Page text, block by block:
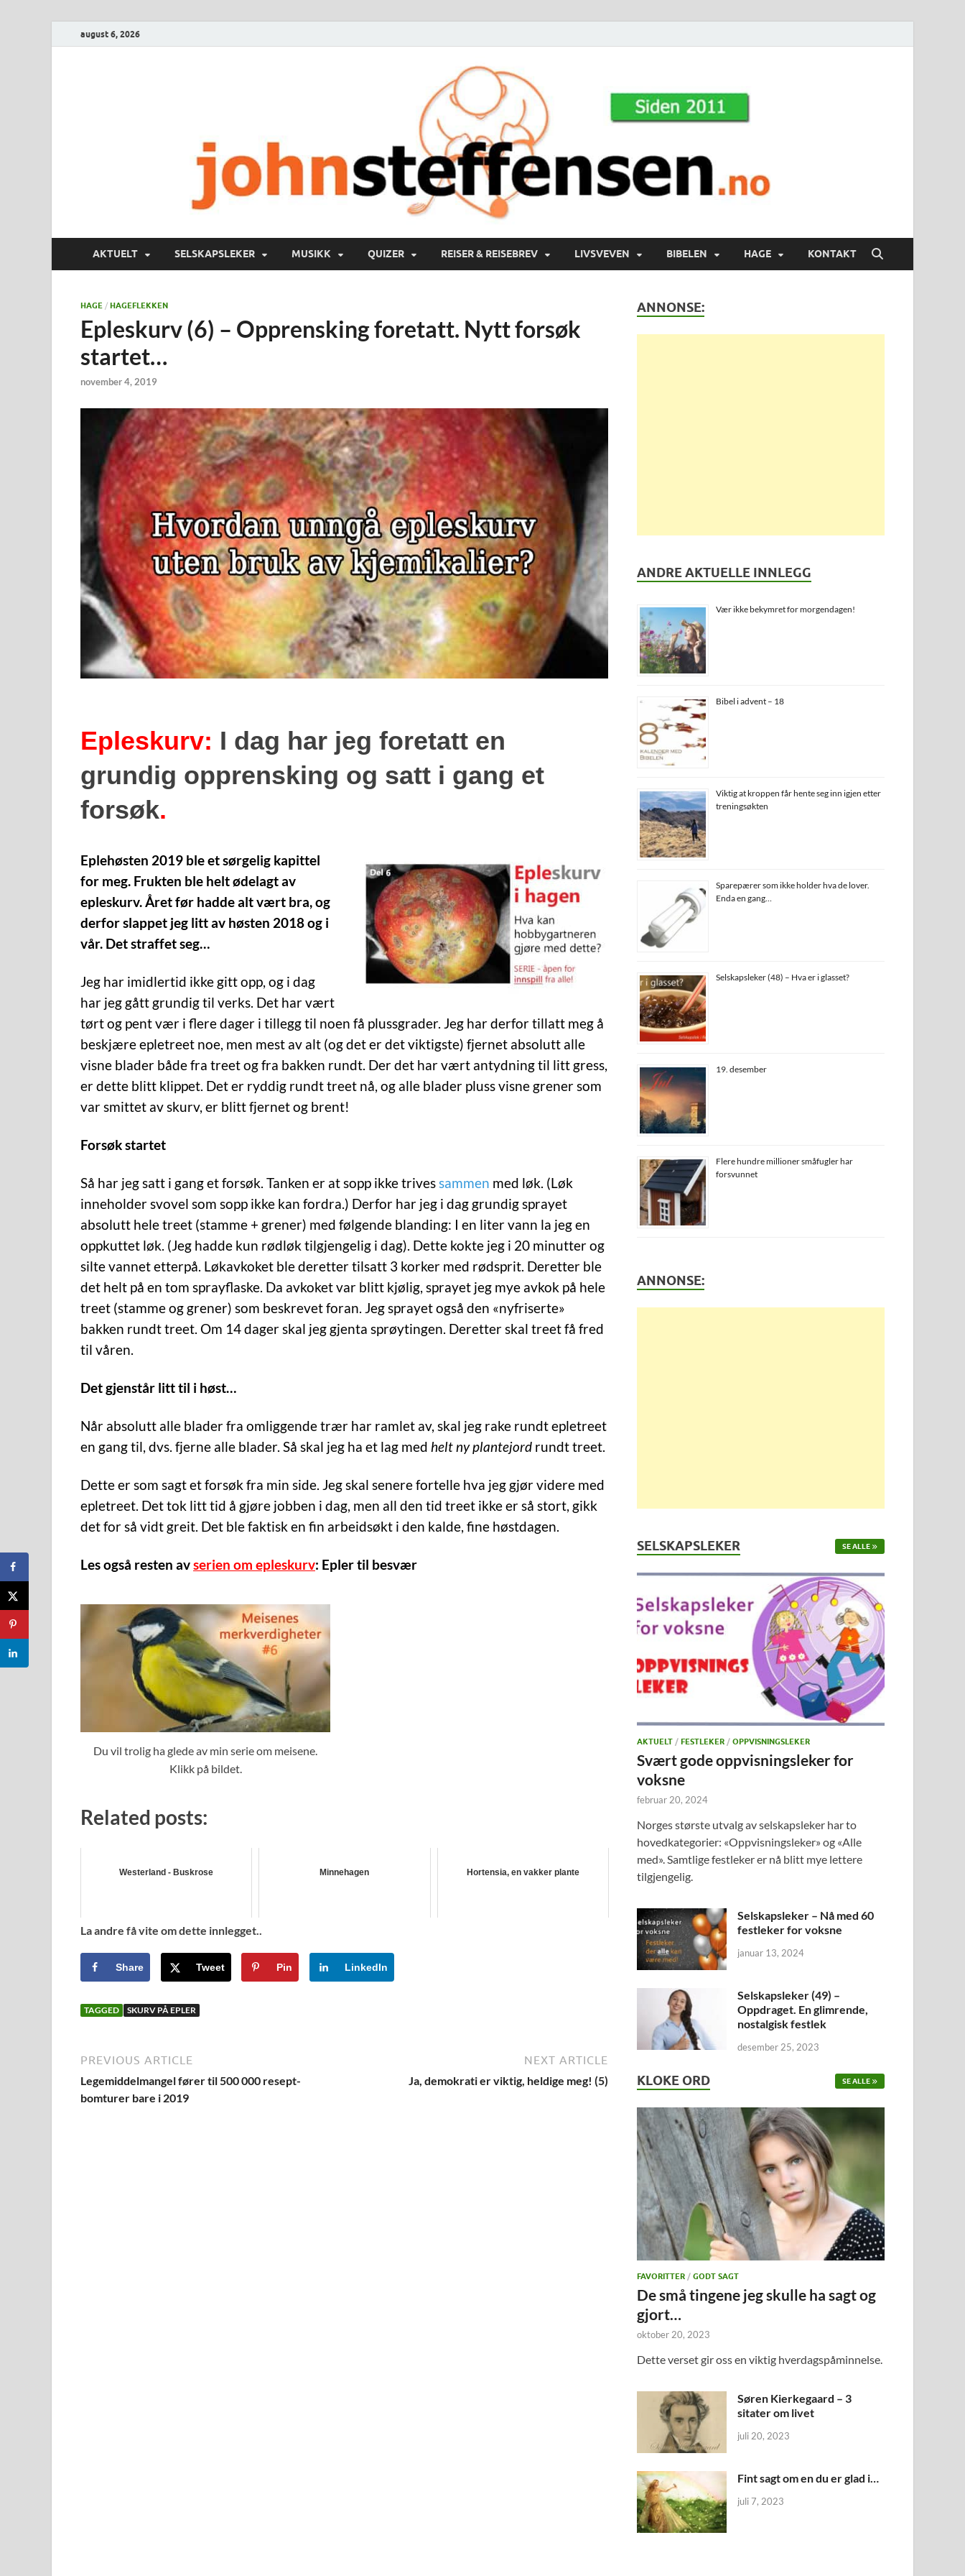
august 6, 2026
AKTUELT SELSKAPSLEKER MUSIKK QUIZER REISER & REISEBREV LIVSVEVEN BIBELEN HAGE KONTAKT
HAGE / HAGEFLEKKEN
Epleskurv (6) – Opprensking foretatt. Nytt forsøk
startet…
november 4, 2019
Epleskurv: I dag har jeg foretatt en
grundig opprensking og satt i gang et
forsøk.
Eplehøsten 2019 ble et sørgelig kapittel
for meg. Frukten ble helt ødelagt av
epleskurv. Året før hadde alt vært bra, og
derfor slappet jeg litt av høsten 2018 og i
vår. Det straffet seg…
Jeg har imidlertid ikke gitt opp, og i dag
har jeg gått grundig til verks. Det har vært
tørt og pent vær i flere dager i tillegg til noen få plussgrader. Jeg har derfor tillatt meg å
beskjære epletreet noe, men mest av alt (og det er det viktigste) fjernet absolutt alle
visne blader både fra treet og fra bakken rundt. Der det har vært antydning til litt gress,
er dette blitt klippet. Det er ryddig rundt treet nå, og alle blader pluss visne grener som
var smittet av skurv, er blitt fjernet og brent!
Forsøk startet
Så har jeg satt i gang et forsøk. Tanken er at sopp ikke trivessammen med løk. (Løk
inneholder svovel som sopp ikke kan fordra.) Derfor har jeg i dag grundig sprayet
absolutt hele treet (stamme + grener) med følgende blanding: I en liter vann la jeg en
oppkuttet løk. (Jeg hadde kun rødløk tilgjengelig i dag). Dette kokte jeg i 20 minutter og
silte vannet etterpå. Løkavkoket ble deretter tilsatt 3 korker med rødsprit. Deretter ble
det helt på en tom sprayflaske. Da avkoket var blitt kjølig, sprayet jeg mye avkok på hele
treet (stamme og grener) som beskrevet foran. Jeg sprayet også den «nyfriserte»
bakken rundt treet. Om 14 dager skal jeg gjenta sprøytingen. Deretter skal treet få fred
til våren.
Det gjenstår litt til i høst…
Når absolutt alle blader fra omliggende trær har ramlet av, skal jeg rake rundt epletreet
en gang til, dvs. fjerne alle blader. Så skal jeg ha et lag med helt ny plantejord rundt treet.
Dette er som sagt et forsøk fra min side. Jeg skal senere fortelle hva jeg gjør videre med
epletreet. Det tok litt tid å gjøre jobben i dag, men all den tid treet ikke er så stort, gikk
det for så vidt greit. Det ble faktisk en fin arbeidsøkt i den kalde, fine høstdagen.
Les også resten avserien om epleskurv: Epler til besvær
Du vil trolig ha glede av min serie om meisene.
Klikk på bildet.
Related posts:
Westerland - Buskrose Minnehagen Hortensia, en vakker plante
La andre få vite om dette innlegget..
Share Tweet Pin LinkedIn
TAGGED SKURV PÅ EPLER
PREVIOUS ARTICLE
Legemiddelmangel fører til 500 000 resept-
bomturer bare i 2019
NEXT ARTICLE
Ja, demokrati er viktig, heldige meg! (5)
ANNONSE:
ANDRE AKTUELLE INNLEGG
Vær ikke bekymret for morgendagen!
Bibel i advent – 18
Viktig at kroppen får hente seg inn igjen etter
treningsøkten
Sparepærer som ikke holder hva de lover.
Enda en gang…
Selskapsleker (48) – Hva er i glasset?
19. desember
Flere hundre millioner småfugler har
forsvunnet
ANNONSE:
SELSKAPSLEKER SE ALLE
AKTUELT /FESTLEKER /OPPVISNINGSLEKER
Svært gode oppvisningsleker for
voksne
februar 20, 2024
Norges største utvalg av selskapsleker har to
hovedkategorier: «Oppvisningsleker» og «Alle
med». Samtlige festleker er nå blitt mye lettere
tilgjengelig.
Selskapsleker – Nå med 60
festleker for voksne
januar 13, 2024
Selskapsleker (49) –
Oppdraget. En glimrende,
nostalgisk festlek
desember 25, 2023
KLOKE ORD SE ALLE
FAVORITTER /GODT SAGT
De små tingene jeg skulle ha sagt og
gjort…
oktober 20, 2023
Dette verset gir oss en viktig hverdagspåminnelse.
Søren Kierkegaard – 3
sitater om livet
juli 20, 2023
Fint sagt om en du er glad i…
juli 7, 2023